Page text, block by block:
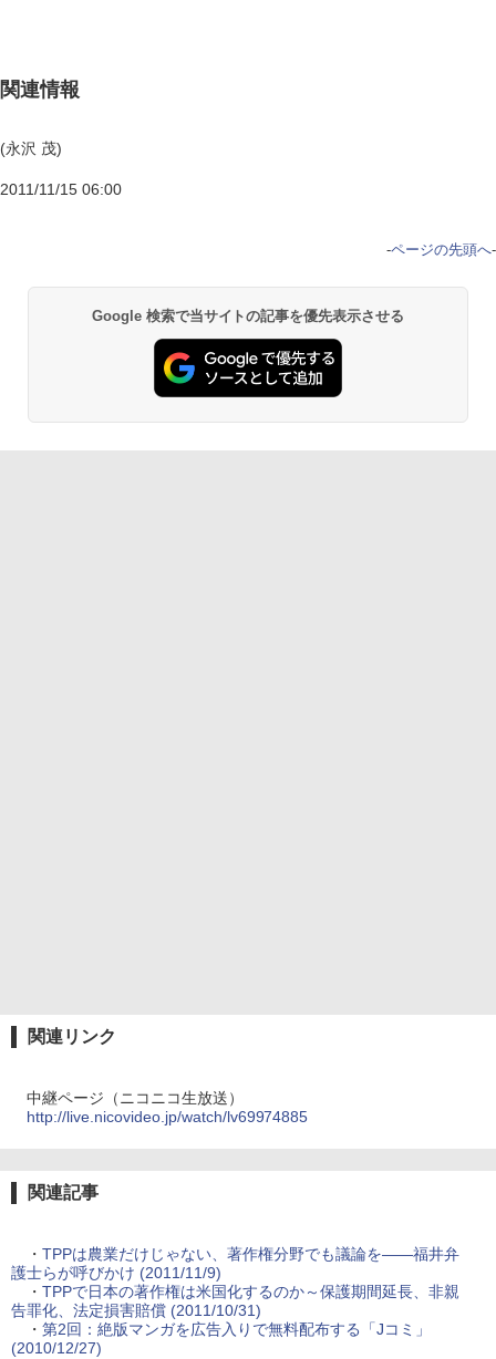
関連情報
(永沢 茂)
2011/11/15 06:00
-ページの先頭へ-
Google 検索で当サイトの記事を優先表示させる
関連リンク
中継ページ（ニコニコ生放送）
http://live.nicovideo.jp/watch/lv69974885
関連記事
・ TPPは農業だけじゃない、著作権分野でも議論を――福井弁
護士らが呼びかけ (2011/11/9)
・ TPPで日本の著作権は米国化するのか～保護期間延長、非親
告罪化、法定損害賠償 (2011/10/31)
・ 第2回：絶版マンガを広告入りで無料配布する「Jコミ」
(2010/12/27)